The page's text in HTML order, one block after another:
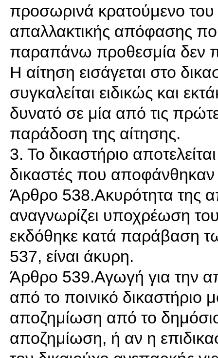
προσωρινά κρατούμενο
απαλλακτικής απόφασης
παραπάνω προθεσμία δεν
Η αίτηση εισάγεται στο
συγκαλείται ειδικώς και
δυνατό σε μία από τις
παράδοση της αίτησης.
3. Το δικαστήριο
δικαστές που αποφάνθηκαν
Άρθρο 538.Ακυρότητα
αναγνωρίζει υποχρέωση
εκδόθηκε κατά παράβαση
537, είναι άκυρη.
Άρθρο 539.Αγωγή για την
από το ποινικό
αποζημίωση από το
αποζημίωση, ή αν η